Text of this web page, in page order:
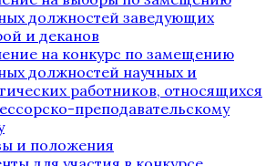
должностей заведующих
и деканов
на конкурс по замещению
должностей научных и
работников, относящихся
преподавательскому
и положения